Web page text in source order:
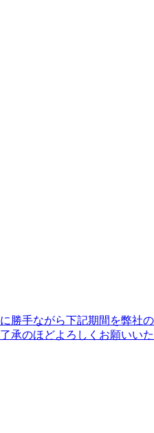
勝手ながら下記期間を弊社
承のほどよろしくお願いい